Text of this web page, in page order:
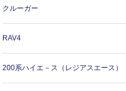
クルーガー
RAV4
200系ハイエ－ス（レジアスエース）